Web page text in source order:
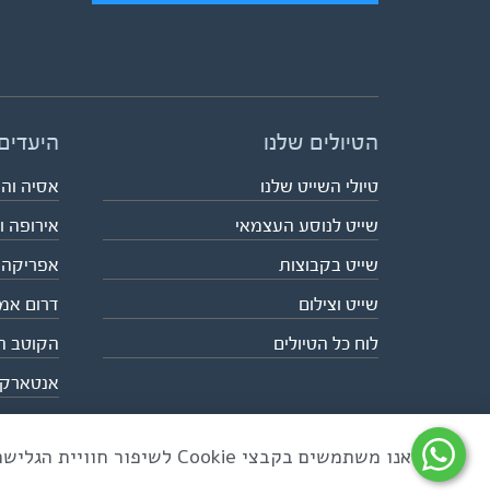
הטיולים שלנו
טיולי השייט שלנו
שייט לנוסע העצמאי
שייט בקבוצות
שייט וצילום
לוח כל הטיולים
אסיה
אירופה
אפריקה
דרום
הקוטב
כל הזכויות שמורות לאקו טיולי שטח | טלפון 03-6879090 | פקס 03-6879099 |
אנו משתמשים בקבצי Cookie לשיפור חוויית הגלישה ולניתוח שימוש באתר